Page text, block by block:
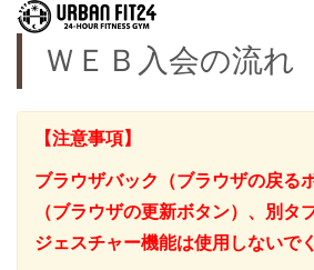
ＷＥＢ入会の流れ
【注意事項】
ブラウザバック（ブラウザの戻る
（ブラウザの更新ボタン）、別タ
ジェスチャー機能は使用しないで